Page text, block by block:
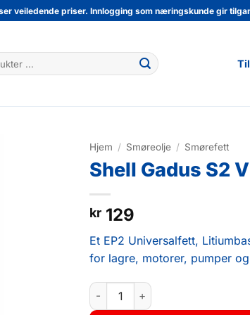
veiledende priser. Innlogging som næringskunde gir
Hjem / Smøreolje / Smørefett
Shell Gadus S2
kr 129
Et EP2 Universalfett,
for lagre, motorer, pumper
Shell Gadus S2 V220 2 0.4kg